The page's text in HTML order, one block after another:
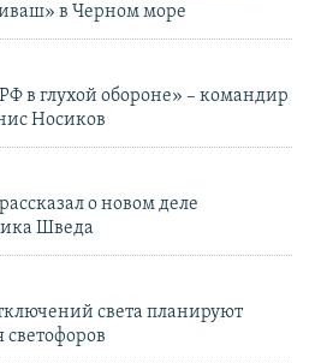
в Черном море
в глухой обороне» – командир
Носиков
о новом деле
Шведа
света планируют
светофоров